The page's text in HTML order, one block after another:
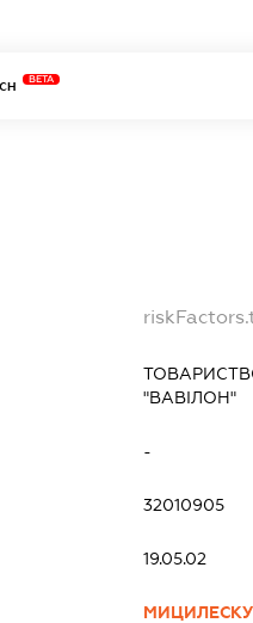
BETA
"ВАВІЛОН"
-
32010905
19.05.02